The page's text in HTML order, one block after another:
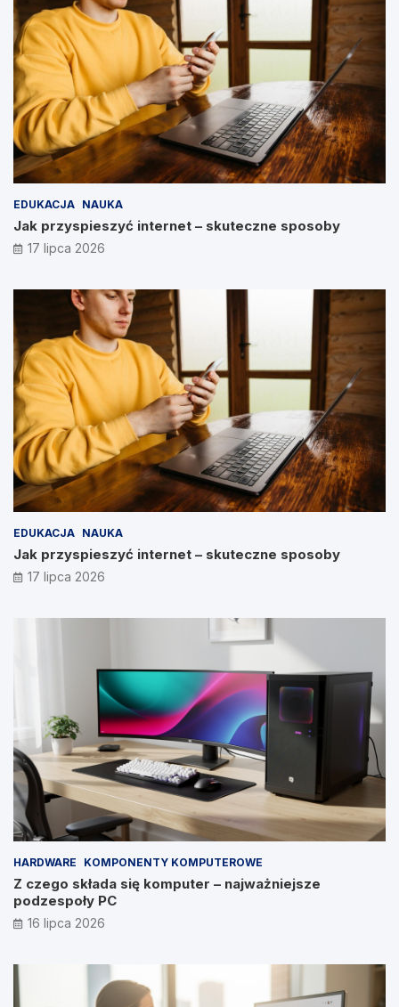
EDUKACJA NAUKA
Jak przyspieszyć internet – skuteczne sposoby
17 lipca 2026
EDUKACJA NAUKA
Jak przyspieszyć internet – skuteczne sposoby
17 lipca 2026
HARDWARE KOMPONENTY KOMPUTEROWE
Z czego składa się komputer – najważniejsze
podzespoły PC
16 lipca 2026